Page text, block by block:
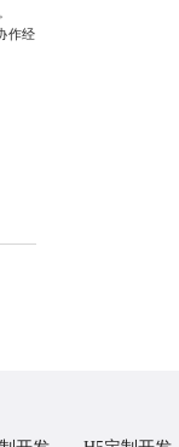
作经